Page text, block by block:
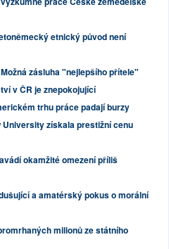
etnický původ není
zásluha "nejlepšího přítele"
v ČR je znepokojující
trhu práce padají burzy
University získala prestižní cenu
okamžité omezení příliš
a amatérský pokus o morální
milionů ze státního